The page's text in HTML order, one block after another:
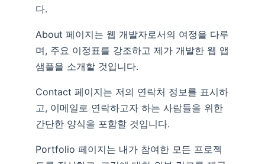
다.
About 페이지는 웹 개발자로서의 여정을 다루
며, 주요 이정표를 강조하고 제가 개발한 웹 앱
샘플을 소개할 것입니다.
Contact 페이지는 저의 연락처 정보를 표시하
고, 이메일로 연락하고자 하는 사람들을 위한
간단한 양식을 포함할 것입니다.
Portfolio 페이지는 내가 참여한 모든 프로젝